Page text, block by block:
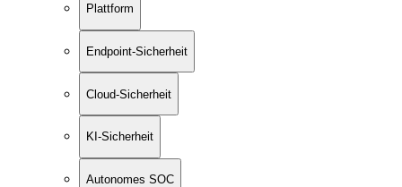
Plattform
Endpoint-Sicherheit
Cloud-Sicherheit
KI-Sicherheit
Autonomes SOC